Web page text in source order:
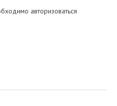
авторизоваться